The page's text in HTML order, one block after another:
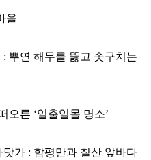
을
뿌연 해무를 뚫고 솟구치는
른 ‘일출일몰 명소’
가 : 함평만과 칠산 앞바다